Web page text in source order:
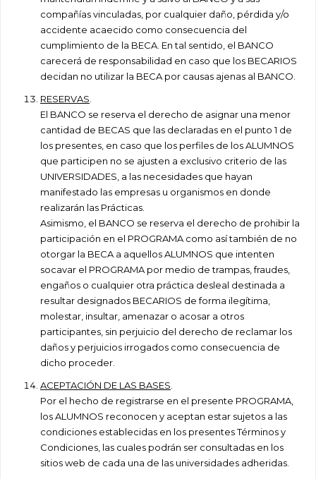
compañías vinculadas, por cualquier daño, pérdida y/o
accidente acaecido como consecuencia del
cumplimiento de la BECA. En tal sentido, el BANCO
carecerá de responsabilidad en caso que los BECARIOS
decidan no utilizar la BECA por causas ajenas al BANCO.
RESERVAS
El BANCO se reserva el derecho de asignar una menor
cantidad de BECAS que las declaradas en el punto 1 de
los presentes, en caso que los perfiles de los ALUMNOS
que participen no se ajusten a exclusivo criterio de las
UNIVERSIDADES, a las necesidades que hayan
manifestado las empresas u organismos en donde
realizarán las Prácticas.
Asimismo, el BANCO se reserva el derecho de prohibir la
participación en el PROGRAMA como así también de no
otorgar la BECA a aquellos ALUMNOS que intenten
socavar el PROGRAMA por medio de trampas, fraudes,
engaños o cualquier otra práctica desleal destinada a
resultar designados BECARIOS de forma ilegítima,
molestar, insultar, amenazar o acosar a otros
participantes, sin perjuicio del derecho de reclamar los
daños y perjuicios irrogados como consecuencia de
dicho proceder.
ACEPTACIÓN DE LAS BASES
Por el hecho de registrarse en el presente PROGRAMA,
los ALUMNOS reconocen y aceptan estar sujetos a las
condiciones establecidas en los presentes Términos y
Condiciones, las cuales podrán ser consultadas en los
sitios web de cada una de las universidades adheridas.